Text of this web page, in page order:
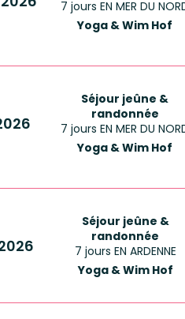
7 jours EN MER DU
Yoga & Wim Hof
Séjour jeûne &
randonnée
7 jours EN MER DU
Yoga & Wim Hof
Séjour jeûne &
randonnée
7 jours EN ARDENNE
Yoga & Wim Hof